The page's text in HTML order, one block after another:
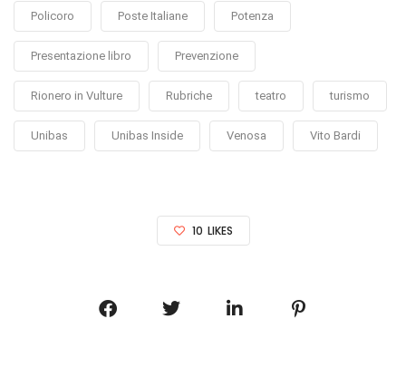
Policoro Poste Italiane Potenza
Presentazione libro Prevenzione
Rionero in Vulture Rubriche teatro turismo
Unibas Unibas Inside Venosa Vito Bardi
10 LIKES